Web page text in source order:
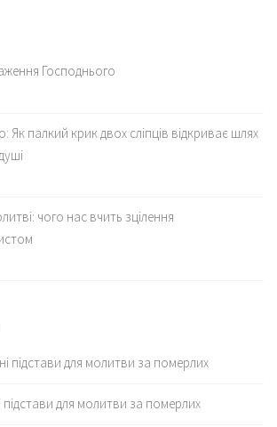
Господнього
Як палкий крик двох сліпців відкриває шлях
чого нас вчить зцілення
підстави для молитви за померлих
підстави для молитви за померлих